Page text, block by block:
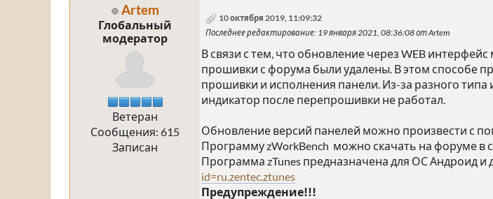
Artem
Глобальный
модератор
Ветеран
Сообщения: 615
Записан
10 октября 2019, 11:09:32
Последнее редактирование: 19 января 2021, 08:36:08 от Artem
В связи с тем, что обновление через WEB
прошивки с форума были удалены. В этом способе
прошивки и исполнения панели. Из-за разного типа
индикатор после перепрошивки не работал.
Обновление версий панелей можно произвести с
Программу zWorkBench можно скачать на форуме в
Программа zTunes предназначена для ОС Андроид и
id=ru.zentec.ztunes
Предупреждение!!!